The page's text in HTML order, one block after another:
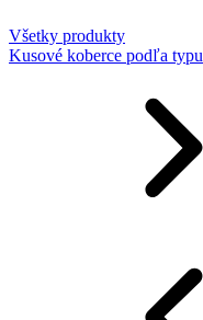
Všetky produkty
Kusové koberce podľa typu